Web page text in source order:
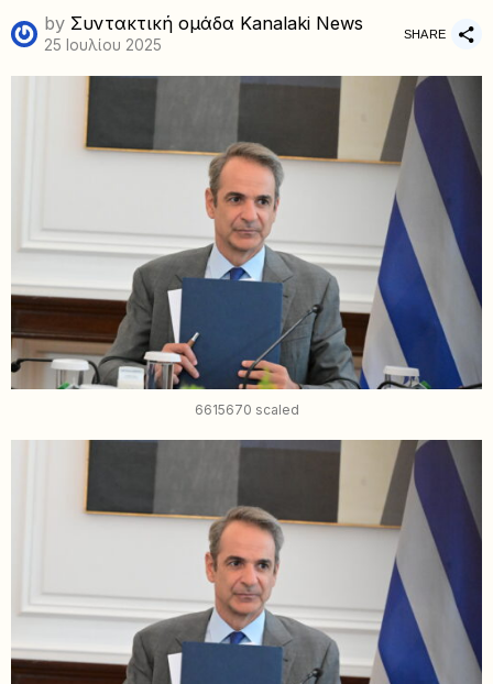
by Συντακτική ομάδα Kanalaki News
25 Ιουλίου 2025
SHARE
6615670 scaled